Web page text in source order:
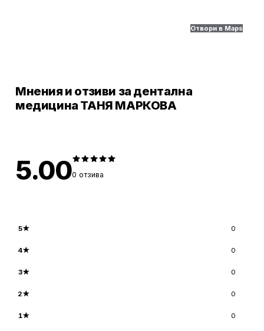
Отвори в Maps
Мнения и отзиви за дентална
медицина ТАНЯ МАРКОВА
5.000 отзива
5★ 0
4★ 0
3★ 0
2★ 0
1★ 0